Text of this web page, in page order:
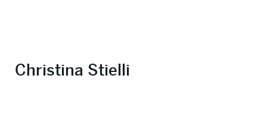
Christina Stielli